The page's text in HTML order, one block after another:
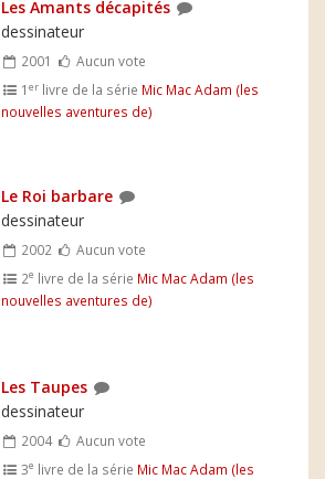
Les Amants décapités
dessinateur
2001
Aucun vote
1er livre de la série Mic Mac Adam (les
nouvelles aventures de)
Le Roi barbare
dessinateur
2002
Aucun vote
2e livre de la série Mic Mac Adam (les
nouvelles aventures de)
Les Taupes
dessinateur
2004
Aucun vote
3e livre de la série Mic Mac Adam (les